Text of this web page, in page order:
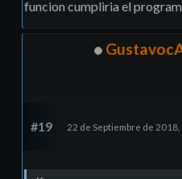
funcion cumpliria el
#19 22 de Septiembre de 2018,